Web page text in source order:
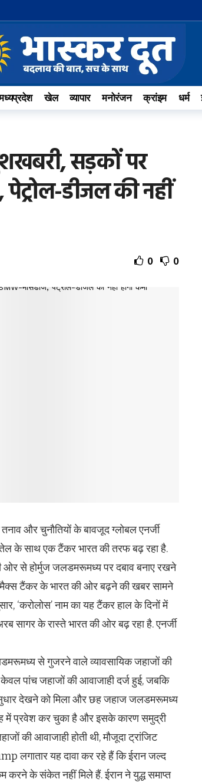
खेल व्यापार मनोरंजन क्रांइम धर्म
सड़कों पर
पेट्रोल-डीजल की नहीं
0 0
और चुनौतियों के बावजूद ग्‍लोबल एनर्जी
के साथ एक टैंकर भारत की तरफ बढ़ रहा है.
ओर से होर्मुज जलडमरूमध्य पर दबाव बनाए रखने
टैंकर के भारत की ओर बढ़ने की खबर सामने
‘करोलोस’ नाम का यह टैंकर हाल के दिनों में
सागर के रास्‍ते भारत की ओर बढ़ रहा है. एनर्जी
से गुजरने वाले व्यावसायिक जहाजों की
केवल पांच जहाजों की आवाजाही दर्ज हुई, जबकि
देखने को मिला और छह जहाज जलडमरूमध्य
में प्रवेश कर चुका है और इसके कारण समुद्री
की आवाजाही होती थी, मौजूदा ट्रांजिट
लगातार यह दावा कर रहे हैं कि ईरान जल्द
के संकेत नहीं मिले हैं. ईरान ने युद्ध समाप्त